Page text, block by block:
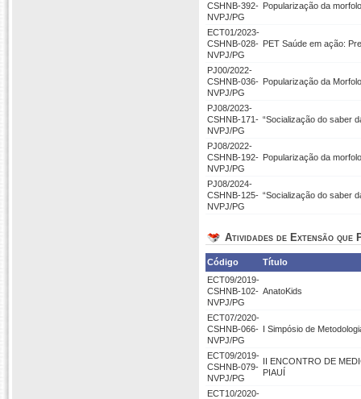
CSHNB-392-
NVPJ/PG
Popularização da
ECT01/2023-
CSHNB-028-
NVPJ/PG
PET Saúde em ação:
PJ00/2022-
CSHNB-036-
NVPJ/PG
Popularização da
PJ08/2023-
CSHNB-171-
NVPJ/PG
“Socialização do saber
PJ08/2022-
CSHNB-192-
NVPJ/PG
Popularização da
PJ08/2024-
CSHNB-125-
NVPJ/PG
“Socialização do saber
Atividades de Extensão que
Código
Título
ECT09/2019-
CSHNB-102-
NVPJ/PG
AnatoKids
ECT07/2020-
CSHNB-066-
NVPJ/PG
I Simpósio de
ECT09/2019-
CSHNB-079-
NVPJ/PG
II ENCONTRO DE
PIAUÍ
ECT10/2020-